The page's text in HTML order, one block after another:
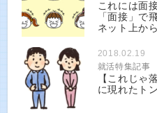
これには面
「面接」で
ネット上か
2018.02.19
就活特集記事
【これじゃ
に現れたト